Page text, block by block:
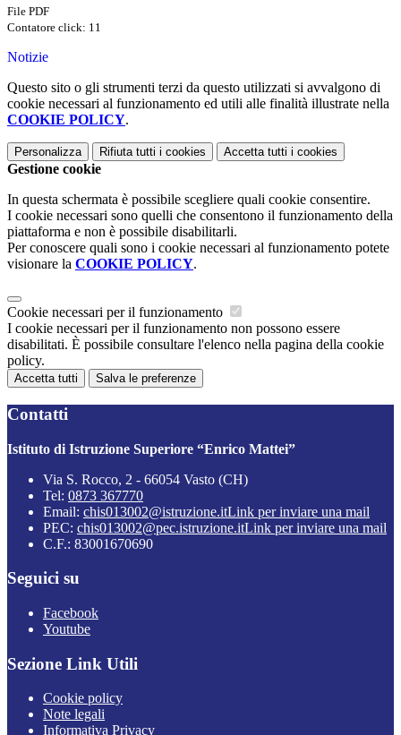
File PDF
Contatore click: 11
Notizie
Questo sito o gli strumenti terzi da questo utilizzati si avvalgono di
cookie necessari al funzionamento ed utili alle finalità illustrate nella
COOKIE POLICY.
Personalizza Rifiuta tutti i cookies Accetta tutti i cookies
Gestione cookie
In questa schermata è possibile scegliere quali cookie consentire.
I cookie necessari sono quelli che consentono il funzionamento della
piattaforma e non è possibile disabilitarli.
Per conoscere quali sono i cookie necessari al funzionamento potete
visionare la COOKIE POLICY.
Cookie necessari per il funzionamento
I cookie necessari per il funzionamento non possono essere
disabilitati. È possibile consultare l'elenco nella pagina della cookie
policy.
Accetta tutti Salva le preferenze
Contatti
Istituto di Istruzione Superiore “Enrico Mattei”
Via S. Rocco, 2 - 66054 Vasto (CH)
Tel: 0873 367770
Email: chis013002@istruzione.itLink per inviare una mail
PEC: chis013002@pec.istruzione.itLink per inviare una mail
C.F.: 83001670690
Seguici su
Facebook
Youtube
Sezione Link Utili
Cookie policy
Note legali
Informativa Privacy